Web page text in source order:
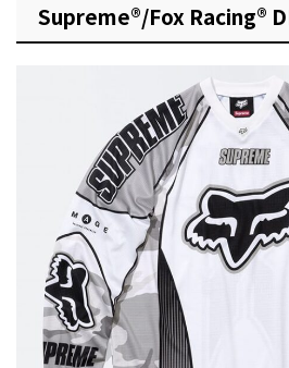
Supreme®/Fox Racing®